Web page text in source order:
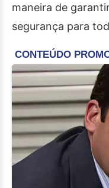
maneira de
segurança para